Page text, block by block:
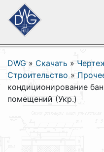
DWG » Скачать »
Строительство »
кондиционирование
помещений (Укр.)